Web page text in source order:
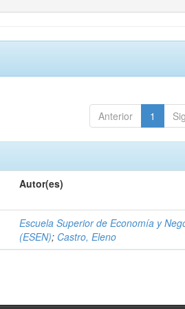
Anterior 1
Autor(es)
Escuela Superior de Economía y
(ESEN); Castro, Eleno